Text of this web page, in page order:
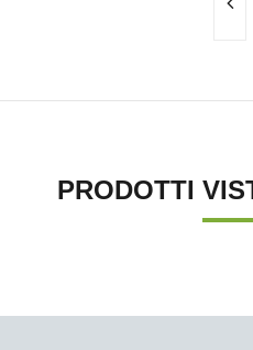
PRODOTTI